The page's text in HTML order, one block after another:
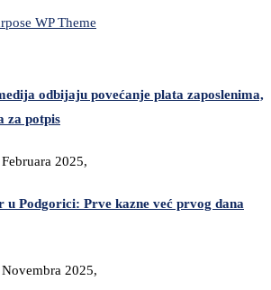
odbijaju povećanje plata zaposlenima,
za potpis
2025,
u Podgorici: Prve kazne već prvog dana
2025,